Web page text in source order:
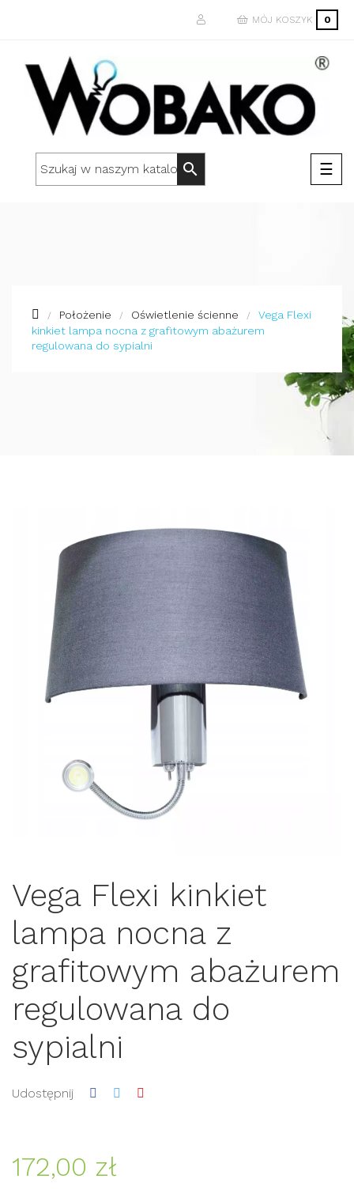
MÓJ KOSZYK 0
search ☰
Położenie Oświetlenie ścienne
Vega Flexi
kinkiet lampa nocna z grafitowym abażurem
regulowana do sypialni
Vega Flexi kinkiet
lampa nocna z
grafitowym abażurem
regulowana do
sypialni
Udostępnij
172,00 zł